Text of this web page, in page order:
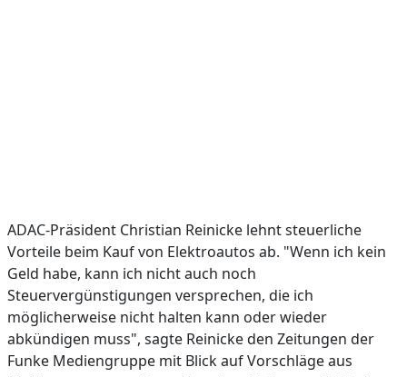
ADAC-Präsident Christian Reinicke lehnt steuerliche
Vorteile beim Kauf von Elektroautos ab. "Wenn ich kein
Geld habe, kann ich nicht auch noch
Steuervergünstigungen versprechen, die ich
möglicherweise nicht halten kann oder wieder
abkündigen muss", sagte Reinicke den Zeitungen der
Funke Mediengruppe mit Blick auf Vorschläge aus